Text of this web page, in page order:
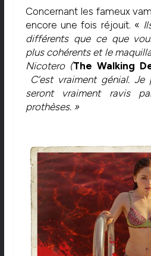
Concernant les fameux
encore une fois réjouit. «
différents que ce que
plus cohérents et le
Nicotero (The Walking
C’est vraiment génial.
seront vraiment ravis
prothèses. »